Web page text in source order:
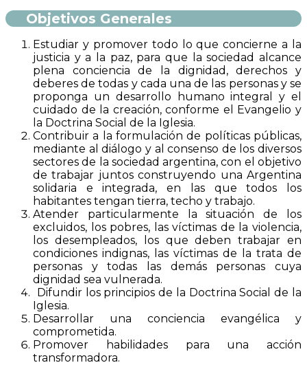
Objetivos Generales
Estudiar y promover todo lo que concierne a la
justicia y a la paz, para que la sociedad alcance
plena conciencia de la dignidad, derechos y
deberes de todas y cada una de las personas y se
proponga un desarrollo humano integral y el
cuidado de la creación, conforme el Evangelio y
la Doctrina Social de la Iglesia.
Contribuir a la formulación de políticas públicas,
mediante al diálogo y al consenso de los diversos
sectores de la sociedad argentina, con el objetivo
de trabajar juntos construyendo una Argentina
solidaria e integrada, en las que todos los
habitantes tengan tierra, techo y trabajo.
Atender particularmente la situación de los
excluidos, los pobres, las víctimas de la violencia,
los desempleados, los que deben trabajar en
condiciones indignas, las víctimas de la trata de
personas y todas las demás personas cuya
dignidad sea vulnerada.
Difundir los principios de la Doctrina Social de la
Iglesia.
Desarrollar una conciencia evangélica y
comprometida.
Promover habilidades para una acción
transformadora.